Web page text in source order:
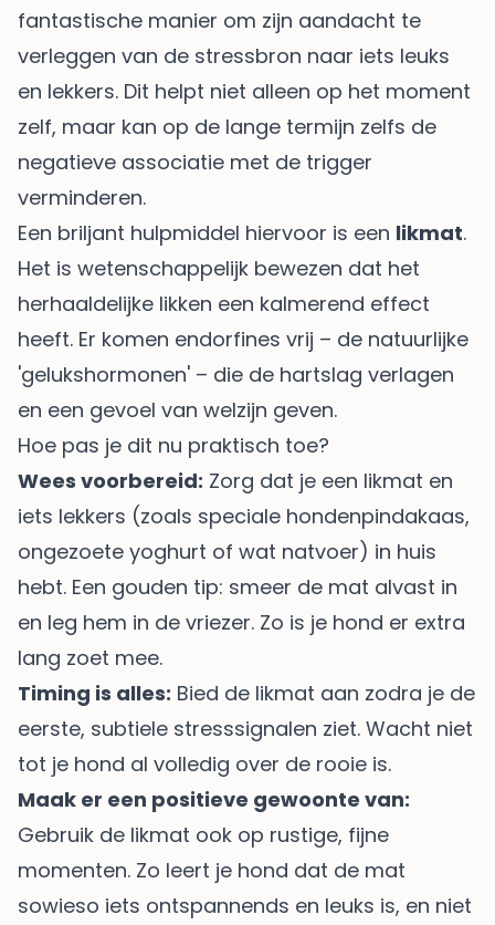
fantastische manier om zijn aandacht te
verleggen van de stressbron naar iets leuks
en lekkers. Dit helpt niet alleen op het moment
zelf, maar kan op de lange termijn zelfs de
negatieve associatie met de trigger
verminderen.
Een briljant hulpmiddel hiervoor is een likmat.
Het is wetenschappelijk bewezen dat het
herhaaldelijke likken een kalmerend effect
heeft. Er komen endorfines vrij – de natuurlijke
'gelukshormonen' – die de hartslag verlagen
en een gevoel van welzijn geven.
Hoe pas je dit nu praktisch toe?
Wees voorbereid: Zorg dat je een likmat en
iets lekkers (zoals speciale hondenpindakaas,
ongezoete yoghurt of wat natvoer) in huis
hebt. Een gouden tip: smeer de mat alvast in
en leg hem in de vriezer. Zo is je hond er extra
lang zoet mee.
Timing is alles: Bied de likmat aan zodra je de
eerste, subtiele stresssignalen ziet. Wacht niet
tot je hond al volledig over de rooie is.
Maak er een positieve gewoonte van:
Gebruik de likmat ook op rustige, fijne
momenten. Zo leert je hond dat de mat
sowieso iets ontspannends en leuks is, en niet